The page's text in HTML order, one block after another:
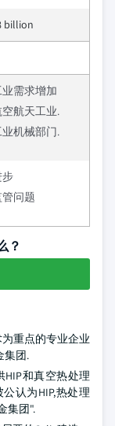
billion
需求增加
航天工业.
机械部门.
步
问题
？
重点的专业企业
集团.
HIP和真空热处理
认为HIP,热处理
集团".